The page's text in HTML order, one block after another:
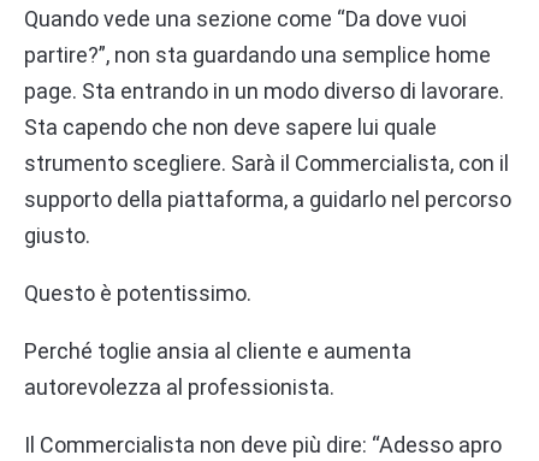
Quando vede una sezione come “Da dove vuoi
partire?”, non sta guardando una semplice home
page. Sta entrando in un modo diverso di lavorare.
Sta capendo che non deve sapere lui quale
strumento scegliere. Sarà il Commercialista, con il
supporto della piattaforma, a guidarlo nel percorso
giusto.
Questo è potentissimo.
Perché toglie ansia al cliente e aumenta
autorevolezza al professionista.
Il Commercialista non deve più dire: “Adesso apro